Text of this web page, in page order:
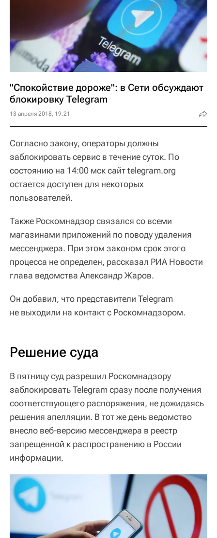
"Спокойствие дороже": в Сети обсуждают
блокировку Telegram
13 апреля 2018, 19:21
Согласно закону, операторы должны
заблокировать сервис в течение суток. По
состоянию на 14:00 мск сайт telegram.org
остается доступен для некоторых
пользователей.
Также Роскомнадзор связался со всеми
магазинами приложений по поводу удаления
мессенджера. При этом законом срок этого
процесса не определен, рассказал РИА Новости
глава ведомства Александр Жаров.
Он добавил, что представители Telegram
не выходили на контакт с Роскомнадзором.
Решение суда
В пятницу суд разрешил Роскомнадзору
заблокировать Telegram сразу после получения
соответствующего распоряжения, не дожидаясь
решения апелляции. В тот же день ведомство
внесло веб-версию мессенджера в реестр
запрещенной к распространению в России
информации.